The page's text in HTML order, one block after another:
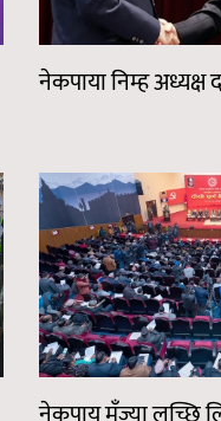
नेकपाया निम्ह